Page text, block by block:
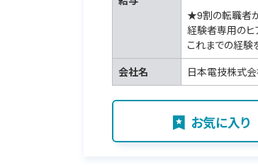
★9割の転職者
経験者専用のヒ
これまでの経験
会社名
日本電技株式
お気に入り